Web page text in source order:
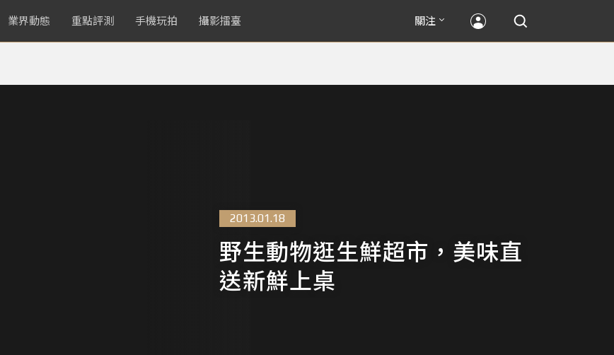
業界動態 重點評測 手機玩拍 攝影擂臺 關注
2013.01.18
野生動物逛生鮮超市，美味直
送新鮮上桌